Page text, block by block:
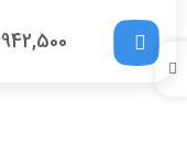
942,500